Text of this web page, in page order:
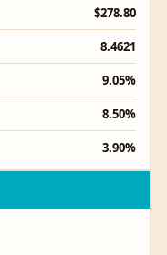
$278.80
8.4621
9.05%
8.50%
3.90%